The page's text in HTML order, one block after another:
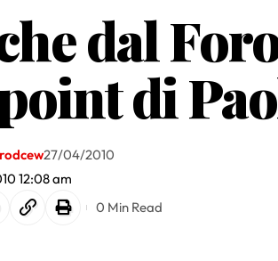
dal
di
12:08 am
27/04/2010
0 Min Read